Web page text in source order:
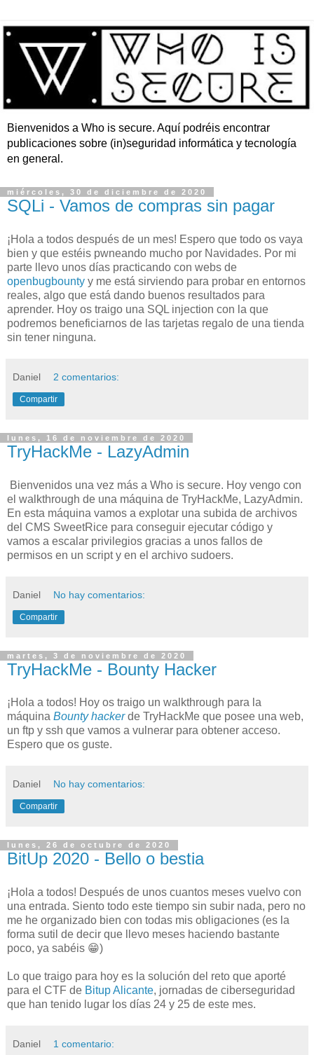
Bienvenidos a Who is secure. Aquí podréis encontrar
publicaciones sobre (in)seguridad informática y tecnología
en general.
miércoles, 30 de diciembre de 2020
SQLi - Vamos de compras sin pagar
¡Hola a todos después de un mes! Espero que todo os vaya
bien y que estéis pwneando mucho por Navidades. Por mi
parte llevo unos días practicando con webs de
openbugbounty y me está sirviendo para probar en entornos
reales, algo que está dando buenos resultados para
aprender. Hoy os traigo una SQL injection con la que
podremos beneficiarnos de las tarjetas regalo de una tienda
sin tener ninguna.
Daniel 2 comentarios:
Compartir
lunes, 16 de noviembre de 2020
TryHackMe - LazyAdmin
Bienvenidos una vez más a Who is secure. Hoy vengo con
el walkthrough de una máquina de TryHackMe, LazyAdmin.
En esta máquina vamos a explotar una subida de archivos
del CMS SweetRice para conseguir ejecutar código y
vamos a escalar privilegios gracias a unos fallos de
permisos en un script y en el archivo sudoers.
Daniel No hay comentarios:
Compartir
martes, 3 de noviembre de 2020
TryHackMe - Bounty Hacker
¡Hola a todos! Hoy os traigo un walkthrough para la
máquina Bounty hackerde TryHackMe que posee una web,
un ftp y ssh que vamos a vulnerar para obtener acceso.
Espero que os guste.
Daniel No hay comentarios:
Compartir
lunes, 26 de octubre de 2020
BitUp 2020 - Bello o bestia
¡Hola a todos! Después de unos cuantos meses vuelvo con
una entrada. Siento todo este tiempo sin subir nada, pero no
me he organizado bien con todas mis obligaciones (es la
forma sutil de decir que llevo meses haciendo bastante
poco, ya sabéis 😁)
Lo que traigo para hoy es la solución del reto que aporté
para el CTF de Bitup Alicante, jornadas de ciberseguridad
que han tenido lugar los días 24 y 25 de este mes.
Daniel 1 comentario: